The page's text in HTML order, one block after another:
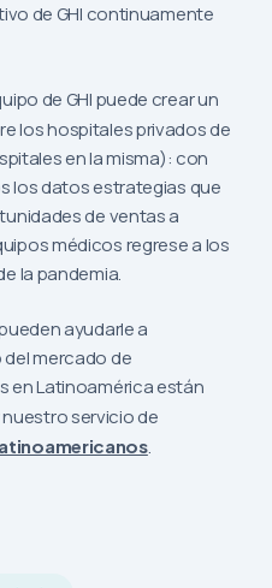
de GHI continuamente
de GHI puede crear un
los hospitales privados de
en la misma): con
los datos estrategias que
de ventas a
médicos regrese a los
la pandemia.
ayudarle a
mercado de
en Latinoamérica están
nuestro servicio de
.